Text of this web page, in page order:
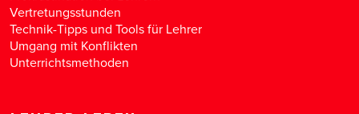
Vertretungsstunden
Technik-Tipps und Tools für Lehrer
Umgang mit Konflikten
Unterrichtsmethoden